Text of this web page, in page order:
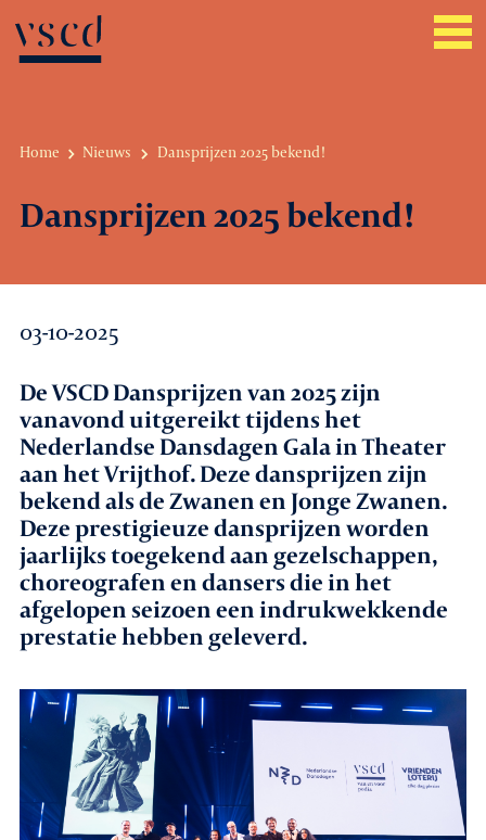
Belangenbehartiging
Promotie
Netwerk & service
Lid worden
Agenda
Leden
Nieuws
In gesprek met leden
Vacatures
Contact
Home Nieuws Dansprijzen 2025 bekend!
Dansprijzen 2025 bekend!
03-10-2025
De VSCD Dansprijzen van 2025 zijn
vanavond uitgereikt tijdens het
Nederlandse Dansdagen Gala in Theater
aan het Vrijthof. Deze dansprijzen zijn
bekend als de Zwanen en Jonge Zwanen.
Deze prestigieuze dansprijzen worden
jaarlijks toegekend aan gezelschappen,
choreografen en dansers die in het
afgelopen seizoen een indrukwekkende
prestatie hebben geleverd.